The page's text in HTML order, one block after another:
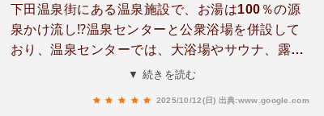
下田温泉街にある温泉施設で、お湯は100％の源
泉かけ流し⁉️温泉センターと公衆浴場を併設して
おり、温泉センターでは、大浴場やサウナ、露天
風呂など７種の温泉が楽しめます⁉️子供の頃、毎
▼ 続きを読む
2025/10/12(日) 出典:www.google.com